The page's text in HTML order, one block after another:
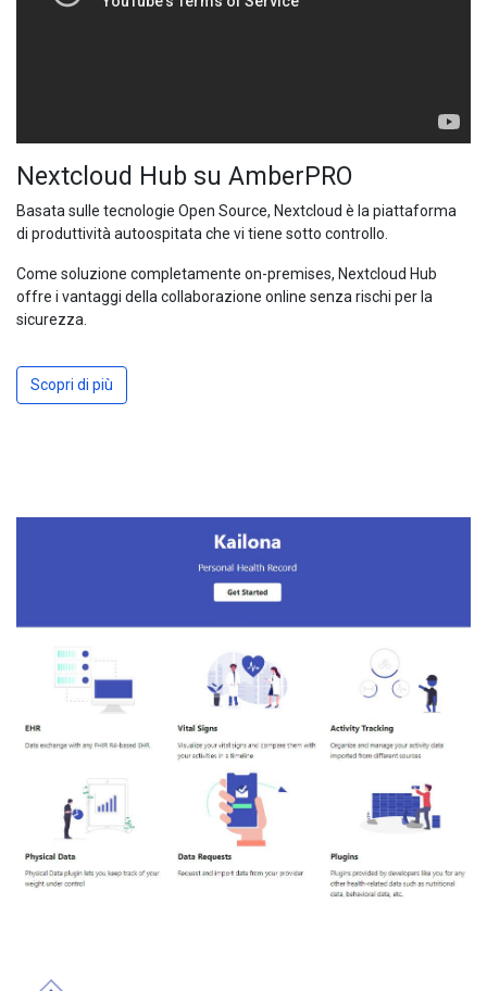
Nextcloud Hub su AmberPRO
Basata sulle tecnologie Open Source, Nextcloud è la piattaforma
di produttività autoospitata che vi tiene sotto controllo.
Come soluzione completamente on-premises, Nextcloud Hub
offre i vantaggi della collaborazione online senza rischi per la
sicurezza.
Scopri di più